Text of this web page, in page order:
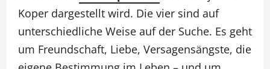
Koper dargestellt wird. Die vier sind auf
unterschiedliche Weise auf der Suche. Es geht
um Freundschaft, Liebe, Versagensängste, die